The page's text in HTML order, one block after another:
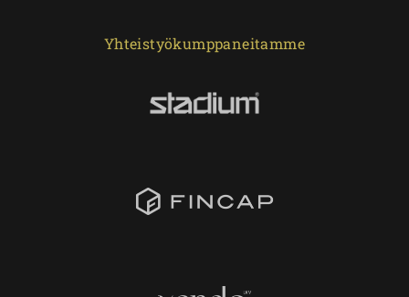
Yhteistyökumppaneitamme